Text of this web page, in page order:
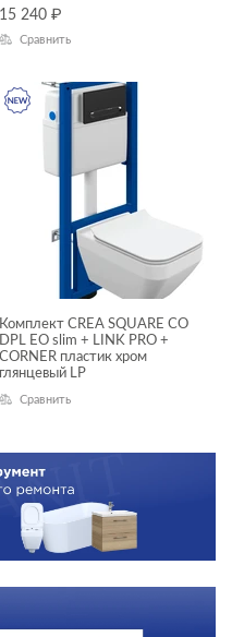
15 240 ₽
Сравнить
Комплект CREA SQUARE CO
DPL EO slim + LINK PRO +
CORNER пластик хром
глянцевый LP
Сравнить